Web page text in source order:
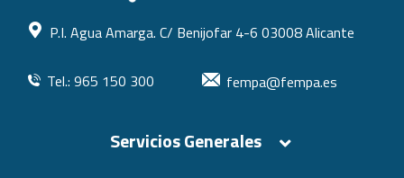
P.I. Agua Amarga. C/ Benijofar 4-6 03008 Alicante
Tel.: 965 150 300 fempa@fempa.es
Servicios Generales